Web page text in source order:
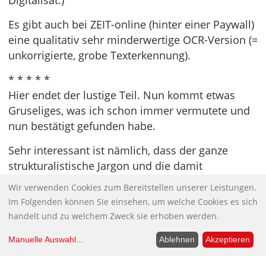
Es gibt auch bei ZEIT-online (hinter einer Paywall)
eine qualitativ sehr minderwertige OCR-Version (=
unkorrigierte, grobe Texterkennung).
* * * * *
Hier endet der lustige Teil. Nun kommt etwas
Gruseliges, was ich schon immer vermutete und
nun bestätigt gefunden habe.
Sehr interessant ist nämlich, dass der ganze
strukturalistische Jargon und die damit
beabsichtigte Zersetzung analytischer,
begrifflicher Klarheit nebst Eliminierung aller
Wahrheitsansprüche tatsächlich aus derselben
Wurlitzer” (siehe Frances Stonor Saunders: „Who
Wir verwenden Cookies zum Bereitstellen unserer Leistungen.
Im Folgenden können Sie einsehen, um welche Cookies es sich
handelt und zu welchem Zweck sie erhoben werden.
Manuelle Auswahl... Ablehnen Akzeptieren